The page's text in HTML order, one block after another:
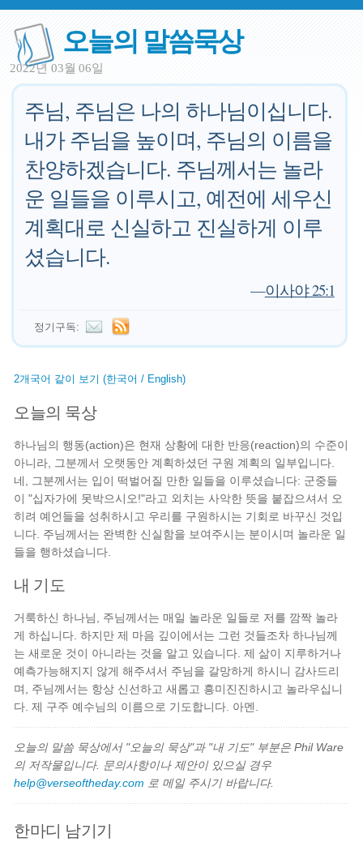
오늘의 말씀묵상
2022년 03월 06일
주님, 주님은 나의 하나님이십니다.
내가 주님을 높이며, 주님의 이름을
찬양하겠습니다. 주님께서는 놀라
운 일들을 이루시고, 예전에 세우신
계획대로 신실하고 진실하게 이루
셨습니다.
—이사야 25:1
정기구독:
2개국어 같이 보기 (한국어 / English)
오늘의 묵상
하나님의 행동(action)은 현재 상황에 대한 반응(reaction)의 수준이
아니라, 그분께서 오랫동안 계획하셨던 구원 계획의 일부입니다.
네, 그분께서는 입이 떡벌어질 만한 일들을 이루셨습니다: 군중들
이 "십자가에 못박으시오!"라고 외치는 사악한 뜻을 붙잡으셔서 오
히려 예언들을 성취하시고 우리를 구원하시는 기회로 바꾸신 것입
니다. 주님께서는 완벽한 신실함을 보여주시는 분이시며 놀라운 일
들을 행하셨습니다.
내 기도
거룩하신 하나님, 주님께서는 매일 놀라운 일들로 저를 깜짝 놀라
게 하십니다. 하지만 제 마음 깊이에서는 그런 것들조차 하나님께
는 새로운 것이 아니라는 것을 알고 있습니다. 제 삶이 지루하거나
예측가능해지지 않게 해주셔서 주님을 갈망하게 하시니 감사드리
며, 주님께서는 항상 신선하고 새롭고 흥미진진하시고 놀라우십니
다. 제 구주 예수님의 이름으로 기도합니다. 아멘.
오늘의 말씀 묵상에서 "오늘의 묵상"과 "내 기도" 부분은 Phil Ware
의 저작물입니다. 문의사항이나 제안이 있으실 경우
help@verseoftheday.com 로 메일 주시기 바랍니다.
한마디 남기기